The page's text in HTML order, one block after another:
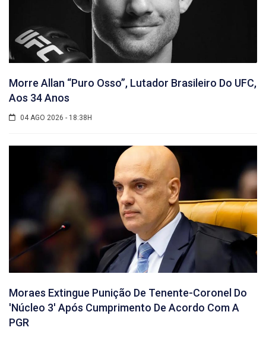
Morre Allan “Puro Osso”, Lutador Brasileiro Do UFC,
Aos 34 Anos
04 AGO 2026 - 18:38H
Moraes Extingue Punição De Tenente-Coronel Do
'núcleo 3' Após Cumprimento De Acordo Com A
PGR